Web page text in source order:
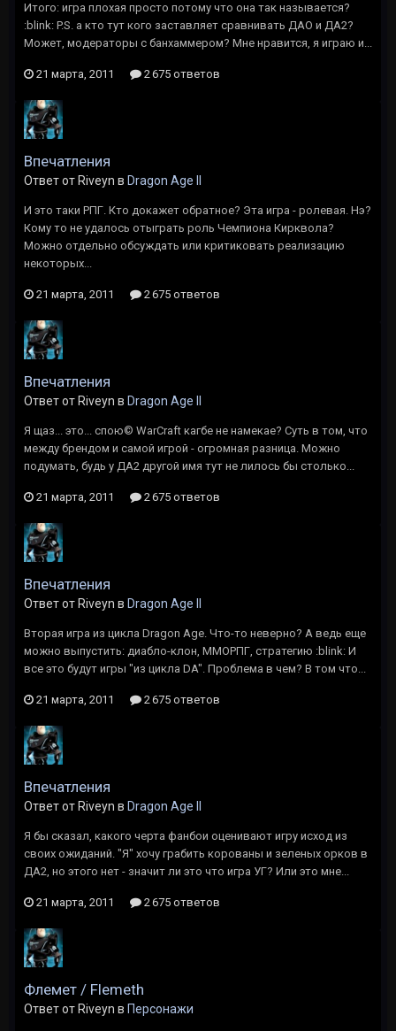
Итого: игра плохая просто потому что она так называется?
:blink: P.S. а кто тут кого заставляет сравнивать ДАО и ДА2?
Может, модераторы с банхаммером? Мне нравится, я играю и...
21 марта, 2011 2 675 ответов
Впечатления
Ответ от Riveyn в Dragon Age II
И это таки РПГ. Кто докажет обратное? Эта игра - ролевая. Нэ?
Кому то не удалось отыграть роль Чемпиона Кирквола?
Можно отдельно обсуждать или критиковать реализацию
некоторых...
21 марта, 2011 2 675 ответов
Впечатления
Ответ от Riveyn в Dragon Age II
Я щаз... это... спою© WarCraft кагбе не намекае? Суть в том, что
между брендом и самой игрой - огромная разница. Можно
подумать, будь у ДА2 другой имя тут не лилось бы столько...
21 марта, 2011 2 675 ответов
Впечатления
Ответ от Riveyn в Dragon Age II
Вторая игра из цикла Dragon Age. Что-то неверно? А ведь еще
можно выпустить: диабло-клон, ММОРПГ, стратегию :blink: И
все это будут игры "из цикла DA". Проблема в чем? В том что...
21 марта, 2011 2 675 ответов
Впечатления
Ответ от Riveyn в Dragon Age II
Я бы сказал, какого черта фанбои оценивают игру исход из
своих ожиданий. "Я" хочу грабить корованы и зеленых орков в
ДА2, но этого нет - значит ли это что игра УГ? Или это мне...
21 марта, 2011 2 675 ответов
Флемет / Flemeth
Ответ от Riveyn в Персонажи